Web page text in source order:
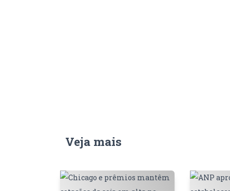
Veja mais